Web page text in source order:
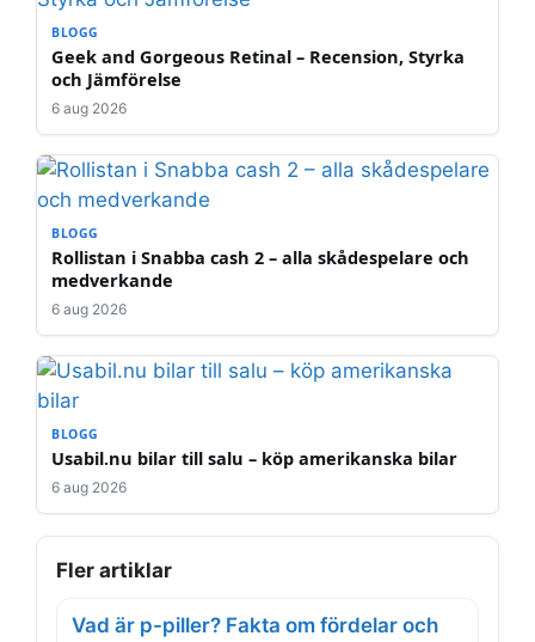
BLOGG
Geek and Gorgeous Retinal – Recension, Styrka
och Jämförelse
6 aug 2026
BLOGG
Rollistan i Snabba cash 2 – alla skådespelare och
medverkande
6 aug 2026
BLOGG
Usabil.nu bilar till salu – köp amerikanska bilar
6 aug 2026
Fler artiklar
Vad är p-piller? Fakta om fördelar och